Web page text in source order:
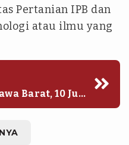
Pertanian IPB dan
atau ilmu yang
Barat, 10 Juli
pendidikan